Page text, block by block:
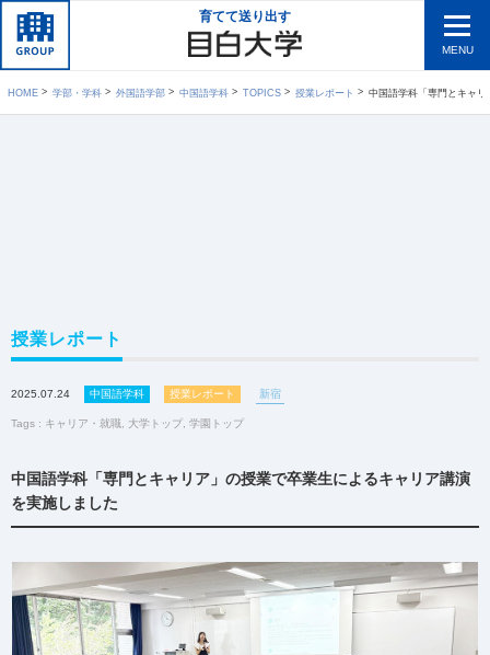
育てて送り出す
MENU
HOME 学部・学科 外国語学部 中国語学科 TOPICS 授業レポート 中国語学科「専門とキャリア」
授業レポート
2025.07.24 中国語学科 授業レポート 新宿
Tags : キャリア・就職 大学トップ 学園トップ
中国語学科「専門とキャリア」の授業で卒業生によるキャリア講演
を実施しました